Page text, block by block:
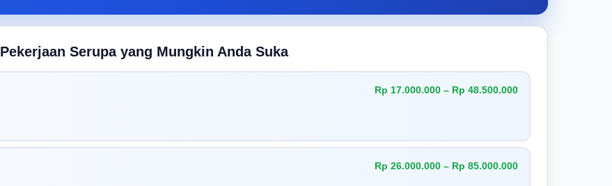
Pekerjaan Serupa yang Mungkin Anda Suka
Rp 17.000.000 – Rp 48.500.000
Rp 26.000.000 – Rp 85.000.000